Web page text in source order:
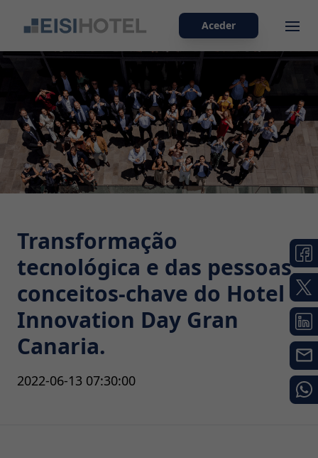
Aceder
Transformação
tecnológica e das pessoas,
conceitos-chave do Hotel
Innovation Day Gran
Canaria.
2022-06-13 07:30:00